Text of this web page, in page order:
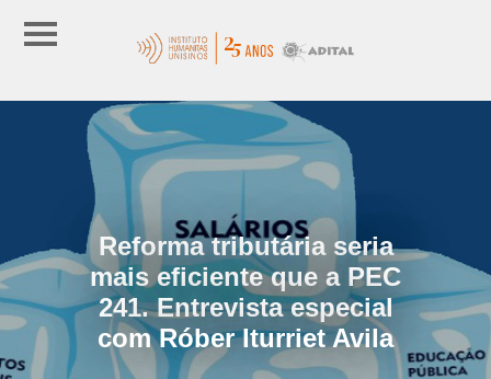
Reforma tributária seria
mais eficiente que a PEC
241. Entrevista especial
com Róber Iturriet Avila